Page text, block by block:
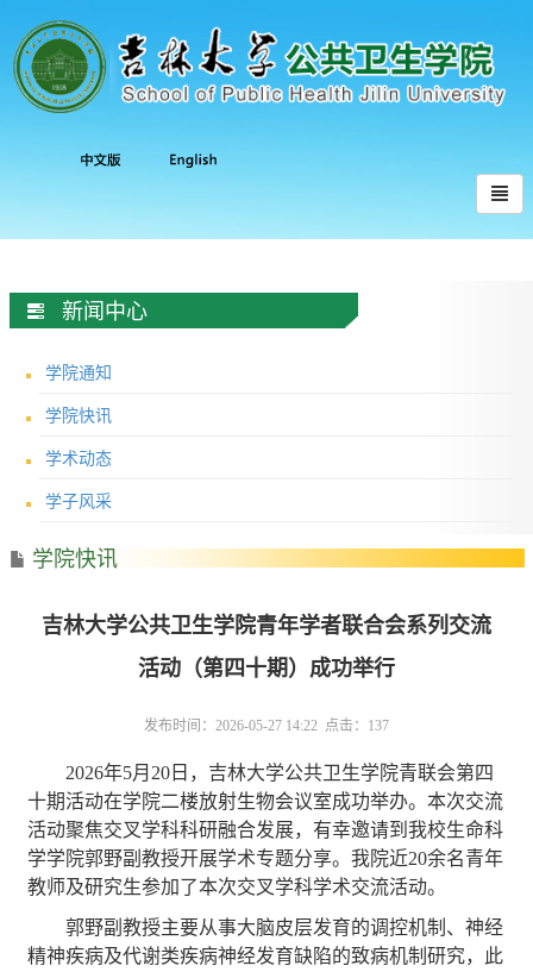
新闻中心
学院通知
学院快讯
学术动态
学子风采
学院快讯
吉林大学公共卫生学院青年学者联合会系列交流
活动（第四十期）成功举行
发布时间：2026-05-27 14:22 点击： 137
2026年5月 20日，吉林大学公共卫生学院青联会第四
十期活动在学院二楼放射生物会议室成功举办。本次交流
活动聚焦交叉学科科研融合发展，有幸邀请到我校生命科
学学院郭野副教授开展学术专题分享。我院近20余名青年
教师及研究生参加了本次交叉学科学术交流活动。
郭野副教授主要从事大脑皮层发育的调控机制、神经
精神疾病及代谢类疾病神经发育缺陷的致病机制研究，此